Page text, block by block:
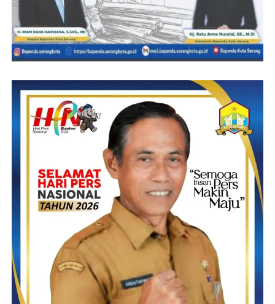
Alhamdulillah dengan niat ketulusan beliau, membawa produk-
produk UMKM Tangsel dibazar ada banyak tokoh tokoh yang
sedang berkunjung ke Stand UKM Diarea Mini Expo
diantaranya dari Bapak Ketua Komisi Fatwa MUI Dr.KH
Asroru Niam Shaleh, MA,H.Subhan Cholid, Lc.MA Direktur
Pelayanan Haji Luar Negeri, Ditjen PHU,Ibu Dr. Hj. Siti Nur
Azizah, S.H., M.Hum Calon Gubernur Banten dan Prof.Dr. Euis
Amalia M.Ag wakil ketua Umum Ikaluin dan Dewan Pakar
ADESY yang sedangkan berkunjung ke Stand UKM Tangsel
binaan Amelisah MH Diarea Mini Expo .
Kegiatan Amelisah MH Sangat direspon baik oleh Ibu Dr. Hj.